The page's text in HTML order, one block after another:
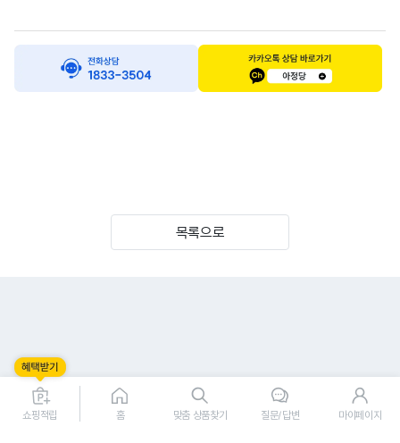
목록으로
쇼핑적립 홈 맞춤 상품찾기 질문/답변 마이페이지